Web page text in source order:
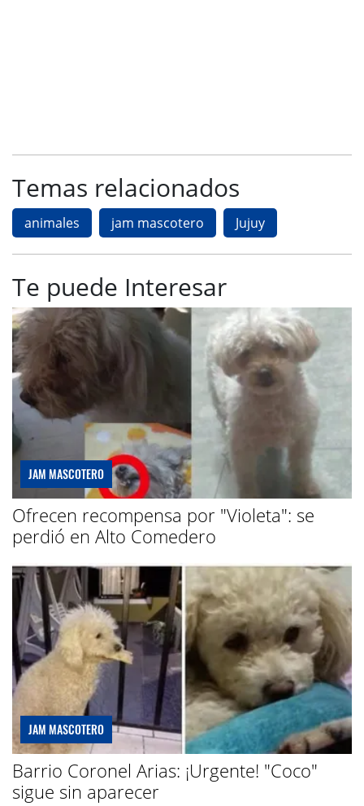
Temas relacionados
animales jam mascotero Jujuy
Te puede Interesar
JAM MASCOTERO
Ofrecen recompensa por "Violeta": se
perdió en Alto Comedero
JAM MASCOTERO
Barrio Coronel Arias: ¡Urgente! "Coco"
sigue sin aparecer